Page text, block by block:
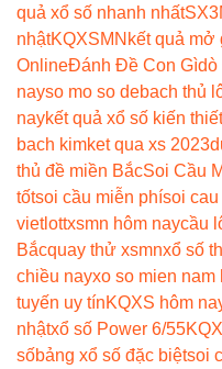
quả xổ số nhanh nhất
nhậtKQXSMN kết quả mở
OnlineĐánh Đề Con Gìdò
nayso mo so debach thủ
naykết quả xổ số kiến
bach kimket qua xs 2023
thủ đề miền BắcSoi Cầu
tốtsoi cầu miễn phísoi
vietlottxsmn hôm naycầu
Bắcquay thử xsmnxổ số
chiều nayxo so mien nam
tuyến uy tínKQXS hôm
nhậtxổ số Power 6/55
sốbảng xổ số đặc biệtsoi